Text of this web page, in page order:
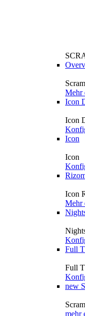
Mehr
Icon
Icon
Icon
Icon
Icon
Mehr
Full
Full
new
mehr